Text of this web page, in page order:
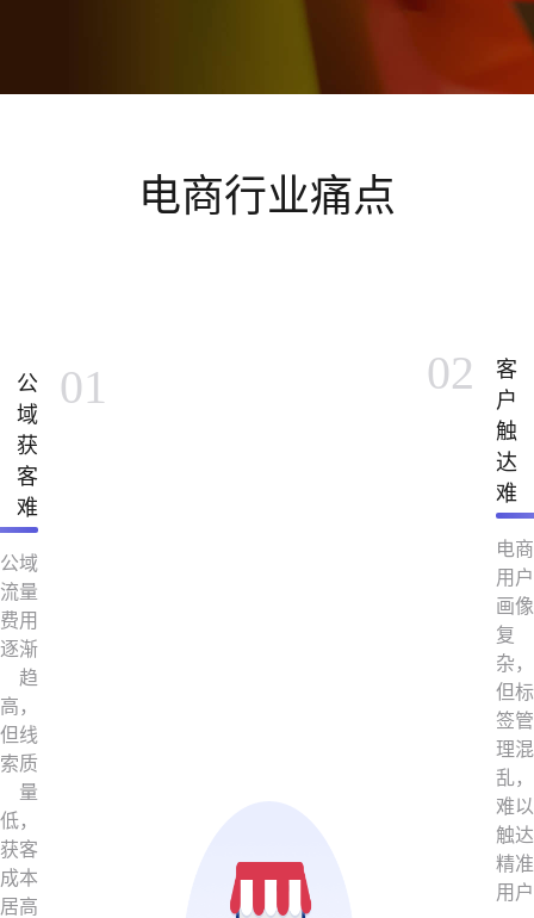
电商行业痛点
公
域
获
客
难
公域
流量
费用
逐渐
趋
高，
但线
索质
量
低，
获客
成本
居高
01 02
客
户
触
达
难
电商
用户
画像
复
杂，
但标
签管
理混
乱，
难以
触达
精准
用户